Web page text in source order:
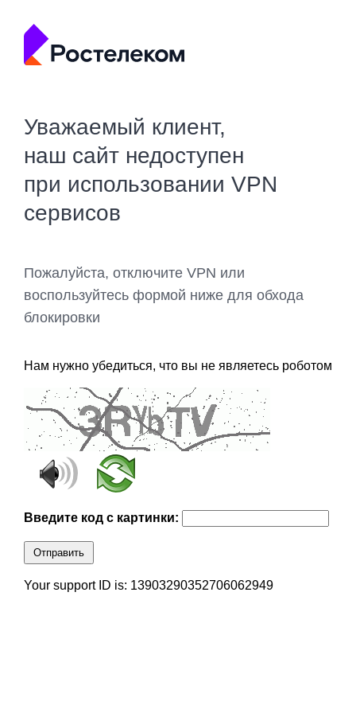
Уважаемый клиент,
наш сайт недоступен
при использовании VPN
сервисов
Пожалуйста, отключите VPN или
воспользуйтесь формой ниже для обхода
блокировки
Нам нужно убедиться, что вы не являетесь роботом
Введите код с картинки:
Отправить
Your support ID is: 13903290352706062949